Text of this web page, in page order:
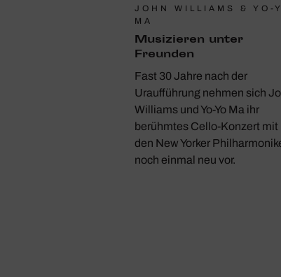
JOHN WILLIAMS & YO-
MA
Musi­zieren unter
Freunden
Fast 30 Jahre nach der
Uraufführung nehmen sich
Williams und Yo-Yo Ma ihr
berühmtes Cello-Konzert mit
den New Yorker
noch einmal neu vor.